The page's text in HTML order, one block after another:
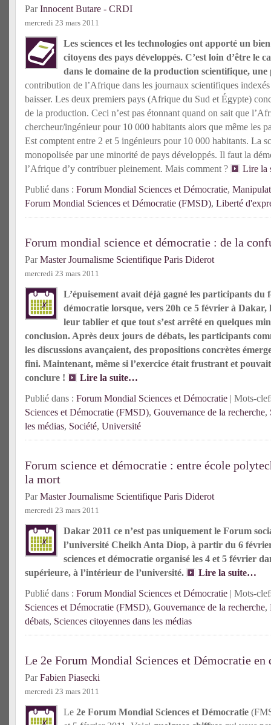
ParInnocent Butare - CRDI
mercredi 23 mars 2011
Les sciences et les technologies ont apporté un
citoyens des pays développés. C’est loin d’être le
dans le domaine de la production scientifique,
contribution de l’Afrique dans les journaux scientifiques
baisser. Les deux premiers pays (Afrique du Sud et Égypte)
de la production. Ceci n’est pas étonnant quand on sait que
chercheur/ingénieur pour 10 000 habitants alors que même les
Est comptent entre 2 et 5 ingénieurs pour 10 000 habitants. La
monopolisée par une minorité de pays développés. Il faut la
l’Afrique d’y contribuer pleinement. Mais comment ?
Lire la
Publié dans : Forum Mondial Sciences et Démocratie,
Forum Mondial Sciences et Démocratie (FMSD), Liberté
Forum mondial science et démocratie : de la
ParMaster Journalisme Scientifique Paris Diderot
mercredi 23 mars 2011
L’épuisement avait déjà gagné les participants du
démocratie lorsque, vers 20h ce 5 février à
leur tablier et que tout s’est arrêté en quelques
conclusion. Après deux jours de débats, les participants
les discussions avançaient, des propositions concrètes
fini. Maintenant, même si l’exercice était frustrant et
conclure !
Lire la suite…
Publié dans : Forum Mondial Sciences et Démocratie | Mots-
Sciences et Démocratie (FMSD), Gouvernance de la recherche,
les médias, Société, Université
Forum science et démocratie : entre école
la mort
ParMaster Journalisme Scientifique Paris Diderot
mercredi 23 mars 2011
Dakar 2011 ce n’est pas uniquement le Forum
l’université Cheikh Anta Diop, à partir du 6
sciences et démocratie organisé les 4 et 5 février
supérieure, à l’intérieur de l’université.
Lire la suite…
Publié dans : Forum Mondial Sciences et Démocratie | Mots-
Sciences et Démocratie (FMSD), Gouvernance de la recherche,
débats, Sciences citoyennes dans les médias
Le 2e Forum Mondial Sciences et Démocratie en
ParFabien Piasecki
mercredi 23 mars 2011
Le 2e Forum Mondial Sciences et Démocratie